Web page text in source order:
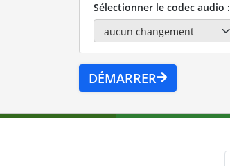
Sélectionner le codec audio :
DÉMARRER